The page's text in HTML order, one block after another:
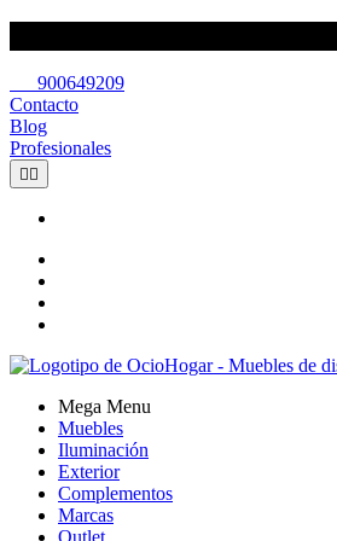
900649209
Contacto
Blog
Profesionales
 
Mega Menu
Muebles
Iluminación
Exterior
Complementos
Marcas
Outlet